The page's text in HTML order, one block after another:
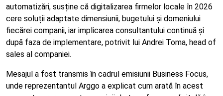
automatizări, susține că digitalizarea firmelor locale în 2026
cere soluții adaptate dimensiunii, bugetului și domeniului
fiecărei companii, iar implicarea consultantului continuă și
după faza de implementare, potrivit lui Andrei Toma, head of
sales al companiei.
Mesajul a fost transmis în cadrul emisiunii Business Focus,
unde reprezentantul Arggo a explicat cum arată în acest